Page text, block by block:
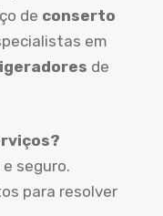
de conserto
em
de
seguro.
para resolver